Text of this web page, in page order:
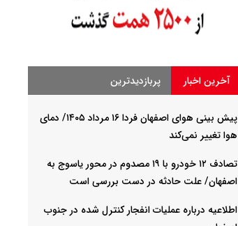
آخرین اخبار پربازدیدترین
پیش بینی هوای اصفهان فردا ۱۶ مرداد ۱۴۰۵/ دمای
هوا تغییر نمی‌کند
تصادف ۱۲ خودرو با ۱۹ مصدوم در محور یاسوج به
اصفهان/ علت حادثه در دست بررسی است
اطلاعیه درباره عملیات انفجار کنترل شده در جنوب